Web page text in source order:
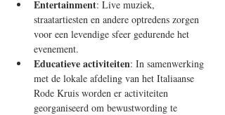
Entertainment: Live muziek,
straatartiesten en andere optredens zorgen
voor een levendige sfeer gedurende het
evenement.
Educatieve activiteiten: In samenwerking
met de lokale afdeling van het Italiaanse
Rode Kruis worden er activiteiten
georganiseerd om bewustwording te